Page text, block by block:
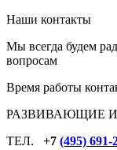
Наши контакты
Мы всегда будем
вопросам
Время работы
РАЗВИВАЮЩИЕ
ТЕЛ. +7 (495) 691-